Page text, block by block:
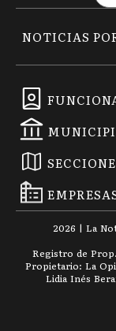
NOTICIAS
2026 | La
Registro de
Propietario: La
Lidia Inés